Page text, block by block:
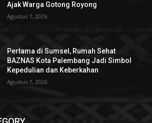
Ajak Warga Gotong Royong
Agustus 7, 2026
Pertama di Sumsel, Rumah Sehat
BAZNAS Kota Palembang Jadi Simbol
Kepedulian dan Keberkahan
Agustus 7, 2026